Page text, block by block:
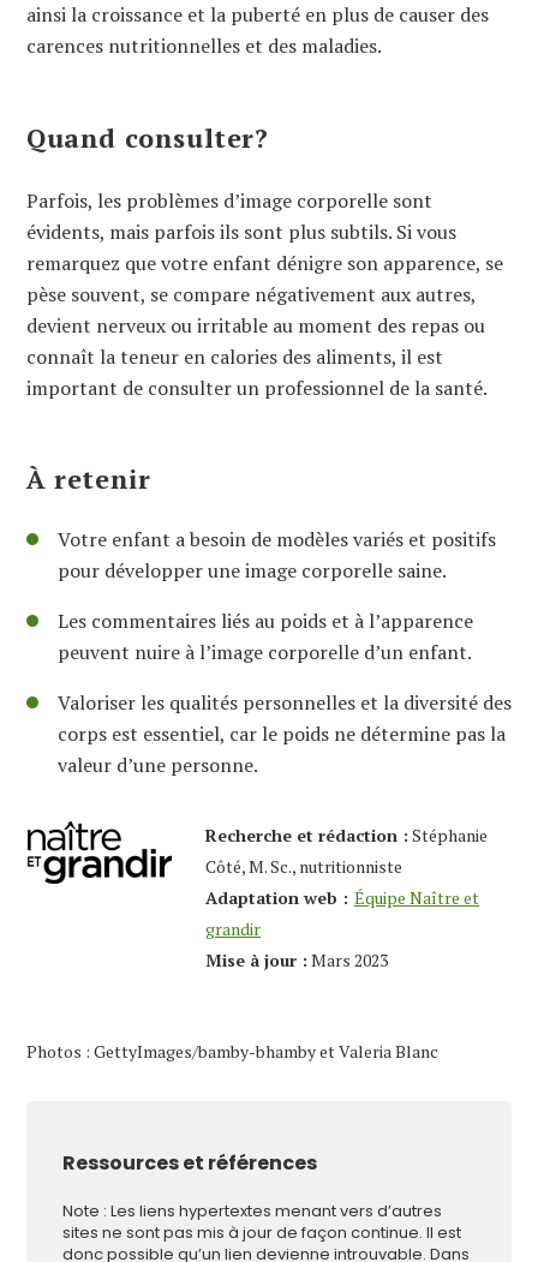
ainsi la croissance et la puberté en plus de causer des
carences nutritionnelles et des maladies.
Quand consulter?
Parfois, les problèmes d’image corporelle sont
évidents, mais parfois ils sont plus subtils. Si vous
remarquez que votre enfant dénigre son apparence, se
pèse souvent, se compare négativement aux autres,
devient nerveux ou irritable au moment des repas ou
connaît la teneur en calories des aliments, il est
important de consulter un professionnel de la santé.
À retenir
Votre enfant a besoin de modèles variés et positifs
pour développer une image corporelle saine.
Les commentaires liés au poids et à l’apparence
peuvent nuire à l’image corporelle d’un enfant.
Valoriser les qualités personnelles et la diversité des
corps est essentiel, car le poids ne détermine pas la
valeur d’une personne.
Recherche et rédaction : Stéphanie
Côté, M. Sc., nutritionniste
Adaptation web : Équipe Naître et
grandir
Mise à jour : Mars 2023
Photos : GettyImages/bamby-bhamby et Valeria Blanc
Ressources et références
Note : Les liens hypertextes menant vers d’autres
sites ne sont pas mis à jour de façon continue. Il est
donc possible qu’un lien devienne introuvable. Dans